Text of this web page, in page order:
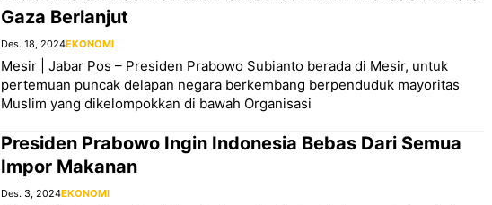
Gaza Berlanjut
Des. 18, 2024EKONOMI
Mesir | Jabar Pos – Presiden Prabowo Subianto berada di Mesir, untuk
pertemuan puncak delapan negara berkembang berpenduduk mayoritas
Muslim yang dikelompokkan di bawah Organisasi
Presiden Prabowo Ingin Indonesia Bebas Dari Semua
Impor Makanan
Des. 3, 2024EKONOMI